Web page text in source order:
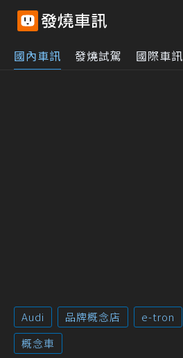
國內車訊 發燒試駕 國際車訊
Audi 品牌概念店 e-tron
概念車